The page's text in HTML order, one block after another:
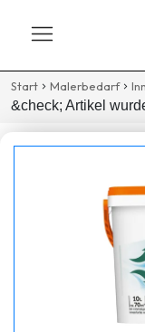
Start Malerbedarf
&check; Artikel